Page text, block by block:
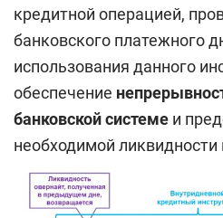
кредитной операцией,
банковского платежного
использования данного
обеспечение
банковской системе и
необходимой ликвидности